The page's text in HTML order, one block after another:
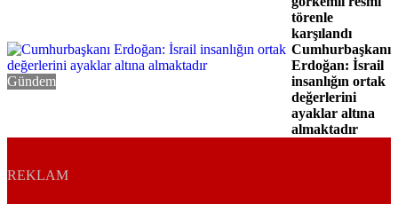
törenle
karşılandı
Gündem
Cumhurbaşkanı
Erdoğan: İsrail
insanlığın ortak
değerlerini
ayaklar altına
almaktadır
REKLAM